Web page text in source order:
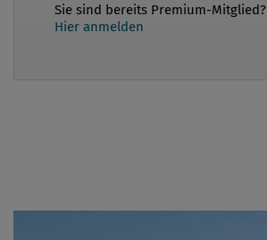
Sie sind bereits Premium-Mitglied?
Hier anmelden